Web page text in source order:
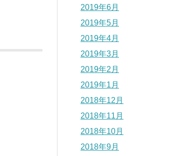
2019年6月
2019年5月
2019年4月
2019年3月
2019年2月
2019年1月
2018年12月
2018年11月
2018年10月
2018年9月